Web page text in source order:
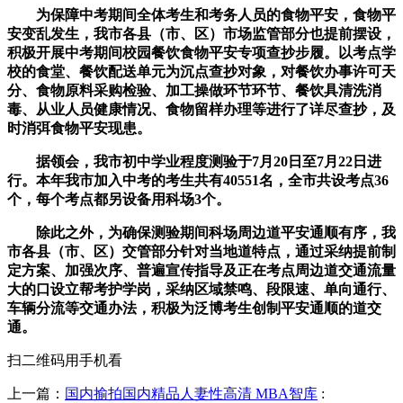
为保障中考期间全体考生和考务人员的食物平安，食物平
安变乱发生，我市各县（市、区）市场监管部分也提前摆设，
积极开展中考期间校园餐饮食物平安专项查抄步履。以考点学
校的食堂、餐饮配送单元为沉点查抄对象，对餐饮办事许可天
分、食物原料采购检验、加工操做环节环节、餐饮具清洗消
毒、从业人员健康情况、食物留样办理等进行了详尽查抄，及
时消弭食物平安现患。
据领会，我市初中学业程度测验于7月20日至7月22日进
行。本年我市加入中考的考生共有40551名，全市共设考点36
个，每个考点都另设备用科场3个。
除此之外，为确保测验期间科场周边道平安通顺有序，我
市各县（市、区）交管部分针对当地道特点，通过采纳提前制
定方案、加强次序、普遍宣传指导及正在考点周边道交通流量
大的口设立帮考护学岗，采纳区域禁鸣、段限速、单向通行、
车辆分流等交通办法，积极为泛博考生创制平安通顺的道交
通。
扫二维码用手机看
上一篇： 国内揄拍国内精品人妻性高清 MBA智库 :